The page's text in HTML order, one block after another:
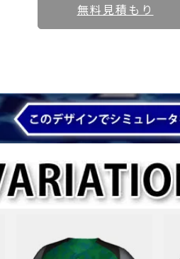
無料見積もり